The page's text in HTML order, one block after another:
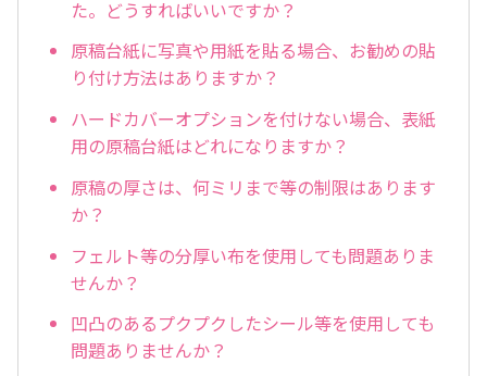
た。どうすればいいですか？
原稿台紙に写真や用紙を貼る場合、お勧めの貼
り付け方法はありますか？
ハードカバーオプションを付けない場合、表紙
用の原稿台紙はどれになりますか？
原稿の厚さは、何ミリまで等の制限はあります
か？
フェルト等の分厚い布を使用しても問題ありま
せんか？
凹凸のあるプクプクしたシール等を使用しても
問題ありませんか？